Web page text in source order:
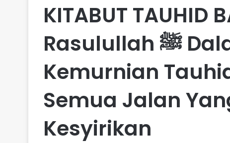
KITABUT TAUHID
Rasulullah ﷺ Dalam Menjaga
Kemurnian
Semua Jalan
Kesyirikan